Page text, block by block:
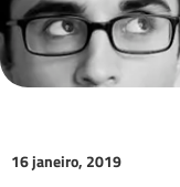
16 janeiro, 2019